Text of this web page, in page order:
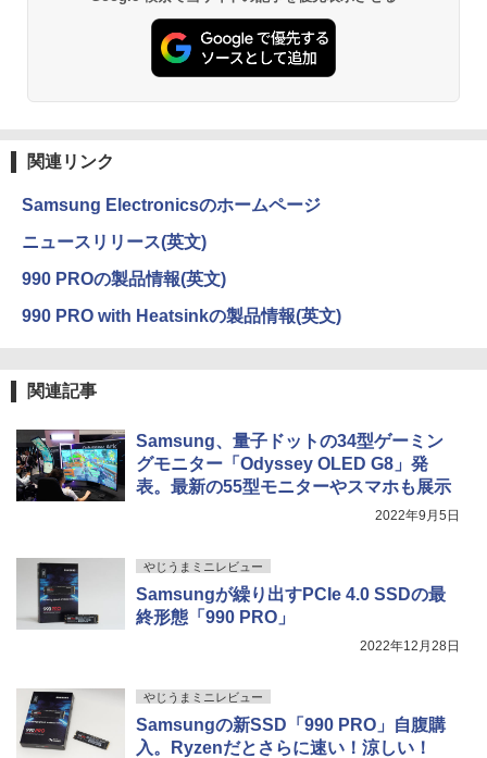
￥1,870
【電子書籍】[ 福田直叶 ]
4
追放された転生王子、『自動製作』スキ
ルで領地を爆速で開拓し最強の村を作っ
てしまう〜最強クラフトスキルで始め
る、楽々領地開拓スローライフ〜（8）
【電子書籍】[ 熊乃げん骨 ]
5
異世界ウォーキング（14） 【電子書籍】
[ あるくひと ]
￥792
￥5,990
【2026年アップグレード版】AOKIMI ワイヤ
レスイヤホン bluetooth イヤホン V12 小型
軽量 ブルートゥースHi-Fi 最大36時間再生 ぶ
るーとゅーす コードレス ENCノイズキャン
セリング 自動ペアリング Type-C充電 マイク
Xiaomi シャオミ REDMI Buds 8 Lite ワイヤ
レスイヤホン Bluetooth 5.4 ノイズキャンセ
￥250
On My Road (Stadium ver.)
￥250
ウォーター ペットボトル 静岡県産 500ミリリ
ットル (Smart Basic)
￥1,380
￥1,625
by Amazon 天然水ラベルレス 2L×9本
￥1,117
ベルレス 650mlPET×24本
￥2,009
￥832
HUNTER×HUNTER モノクロ版 39 (ジャンプ
コミックスDIGITAL)
￥572
￥810
関連リンク
Samsung Electronicsのホームページ
ニュースリリース(英文)
990 PROの製品情報(英文)
990 PRO with Heatsinkの製品情報(英文)
関連記事
Samsung、量子ドットの34型ゲーミン
グモニター「Odyssey OLED G8」発
表。最新の55型モニターやスマホも展示
2022年9月5日
やじうまミニレビュー
Samsungが繰り出すPCIe 4.0 SSDの最
終形態「990 PRO」
2022年12月28日
やじうまミニレビュー
Samsungの新SSD「990 PRO」自腹購
入。Ryzenだとさらに速い！涼しい！